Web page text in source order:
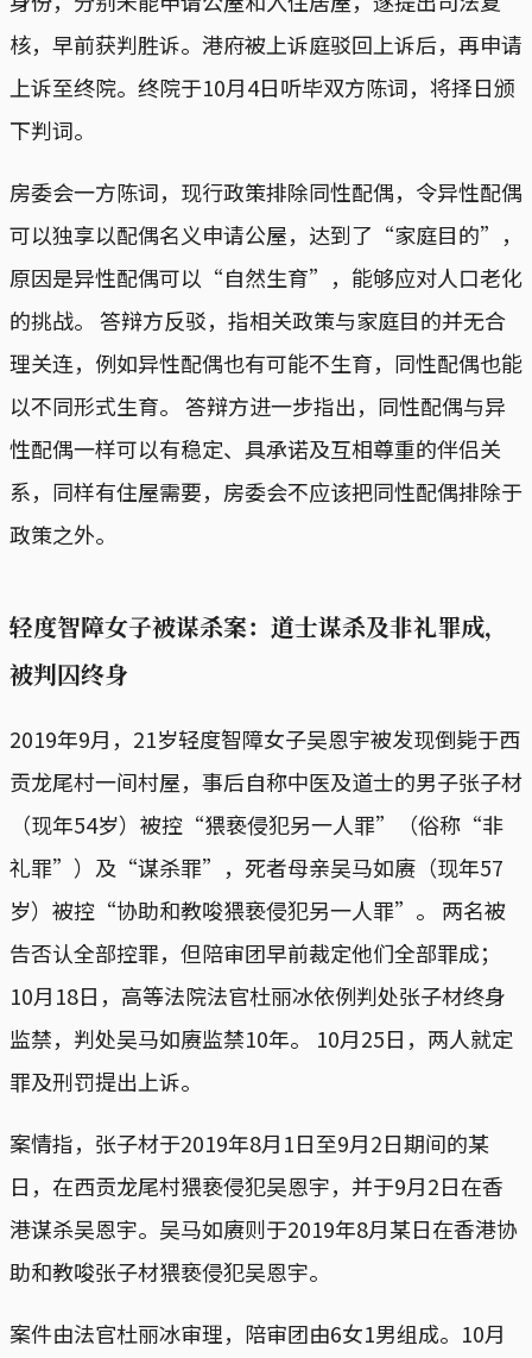
核，早前获判胜诉。港府被上诉庭驳回上诉后，再申请
上诉至终院。终院于10月4日听毕双方陈词，将择日颁
下判词。
房委会一方陈词，现行政策排除同性配偶，令异性配偶
可以独享以配偶名义申请公屋，达到了“家庭目的”，
原因是异性配偶可以“自然生育”，能够应对人口老化
的挑战。 答辩方反驳，指相关政策与家庭目的并无合
理关连，例如异性配偶也有可能不生育，同性配偶也能
以不同形式生育。 答辩方进一步指出，同性配偶与异
性配偶一样可以有稳定、具承诺及互相尊重的伴侣关
系，同样有住屋需要，房委会不应该把同性配偶排除于
政策之外。
轻度智障女子被谋杀案：道士谋杀及非礼罪成，
被判囚终身
2019年9月，21岁轻度智障女子吴恩宇被发现倒毙于西
贡龙尾村一间村屋，事后自称中医及道士的男子张子材
（现年54岁）被控“猥亵侵犯另一人罪”（俗称“非
礼罪”）及“谋杀罪”，死者母亲吴马如赓（现年57
岁）被控“协助和教唆猥亵侵犯另一人罪”。 两名被
告否认全部控罪，但陪审团早前裁定他们全部罪成；
10月18日，高等法院法官杜丽冰依例判处张子材终身
监禁，判处吴马如赓监禁10年。 10月25日，两人就定
罪及刑罚提出上诉。
案情指，张子材于2019年8月1日至9月2日期间的某
日，在西贡龙尾村猥亵侵犯吴恩宇，并于9月2日在香
港谋杀吴恩宇。吴马如赓则于2019年8月某日在香港协
助和教唆张子材猥亵侵犯吴恩宇。
案件由法官杜丽冰审理，陪审团由6女1男组成。10月